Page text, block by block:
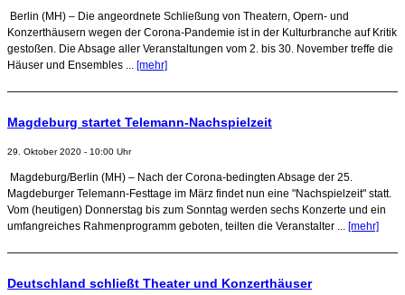
Berlin (MH) – Die angeordnete Schließung von Theatern, Opern- und
Konzerthäusern wegen der Corona-Pandemie ist in der Kulturbranche auf Kritik
gestoßen. Die Absage aller Veranstaltungen vom 2. bis 30. November treffe die
Häuser und Ensembles ... [mehr]
Magdeburg startet Telemann-Nachspielzeit
29. Oktober 2020 - 10:00 Uhr
Magdeburg/Berlin (MH) – Nach der Corona-bedingten Absage der 25.
Magdeburger Telemann-Festtage im März findet nun eine "Nachspielzeit" statt.
Vom (heutigen) Donnerstag bis zum Sonntag werden sechs Konzerte und ein
umfangreiches Rahmenprogramm geboten, teilten die Veranstalter ... [mehr]
Deutschland schließt Theater und Konzerthäuser